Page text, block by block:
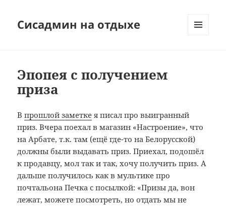
Сисадмин на отдыхе
Эпопея с получением
приза
Впрошлой заметке я писал про выигранный
приз. Вчера поехал в магазин «Настроение», что
на Арбате, т.к. там (ещё где-то на Белорусской)
должны были выдавать приз. Приехал, подошёл
к продавцу, мол так и так, хочу получить приз. А
дальше получилось как в мультике про
почтальона Печка с посылкой: «Призы да, вон
лежат, можете посмотреть, но отдать мы не